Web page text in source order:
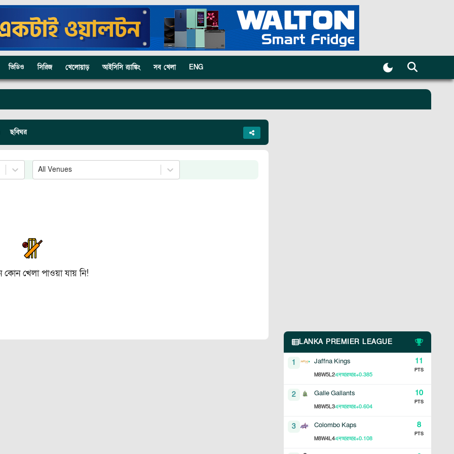
ভিডিও সিরিজ খেলোয়াড় আইসিসি র‍্যাঙ্কিং সব খেলা ENG
ছবিঘর
All Venues
কোন খেলা পাওয়া যায় নি!
LANKA PREMIER LEAGUE
1 Jaffna Kings
M8W5L2এনআরআর+0.385
11
PTS
2 Galle Gallants
M8W5L3এনআরআর+0.604
10
PTS
3 Colombo Kaps
M8W4L4এনআরআর+0.108
8
PTS